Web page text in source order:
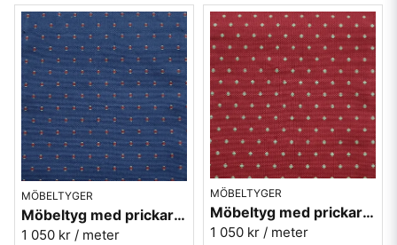
MÖBELTYGER
Möbeltyg med prickar - Plus nr.50 blå
1 050 kr / meter
MÖBELTYGER
Möbeltyg med prickar - Plus nr.32 röd
1 050 kr / meter